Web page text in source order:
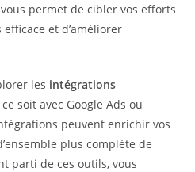
permet de cibler vos efforts
et d’améliorer
les intégrations
soit avec Google Ads ou
peuvent enrichir vos
plus complète de
parti de ces outils, vous